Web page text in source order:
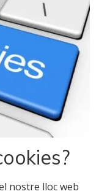
nostre lloc web